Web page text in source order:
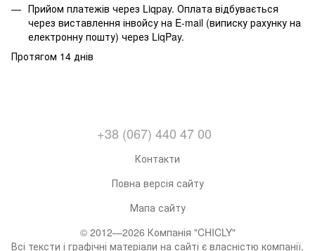
Прийом платежів через Liqpay. Оплата відбувається
через виставлення інвойсу на E-mail (виписку рахунку на
електронну пошту) через LiqPay.
Протягом 14 днів
+38 (067) 440 47 00
Контакти
Повна версія сайту
Мапа сайту
© 2012—2026 Компанія "CHICLY"
Всі тексти і графічні матеріали на сайті є власністю компанії,